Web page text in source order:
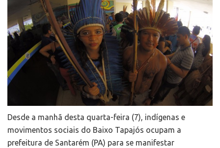
Desde a manhã desta quarta-feira (7), indígenas e
movimentos sociais do Baixo Tapajós ocupam a
prefeitura de Santarém (PA) para se manifestar